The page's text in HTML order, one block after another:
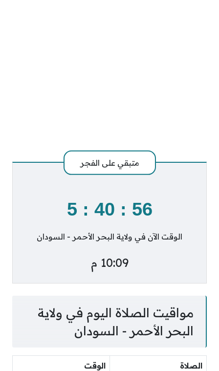
متبقي على الفجر
56
:
40
:
5
الوقت الآن في ولاية البحر الأحمر - السودان
10:09 م
مواقيت الصلاة اليوم في ولاية
البحر الأحمر - السودان
الصلاة الوقت